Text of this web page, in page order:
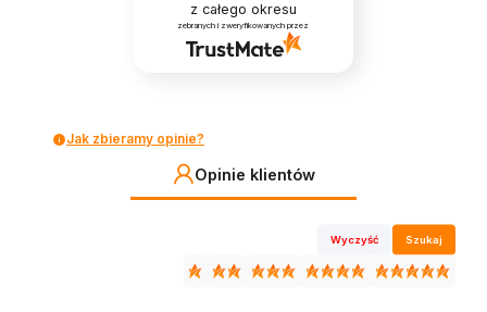
z całego okresu
zebranych i zweryfikowanych przez
Jak zbieramy opinie?
Opinie klientów
Wyczyść Szukaj